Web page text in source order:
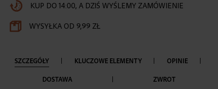
KUP DO 14:00, A DZIŚ WYŚLEMY ZAMÓWIENIE
WYSYŁKA OD 9,99 ZŁ
SZCZEGÓŁY KLUCZOWE ELEMENTY OPINIE
DOSTAWA ZWROT